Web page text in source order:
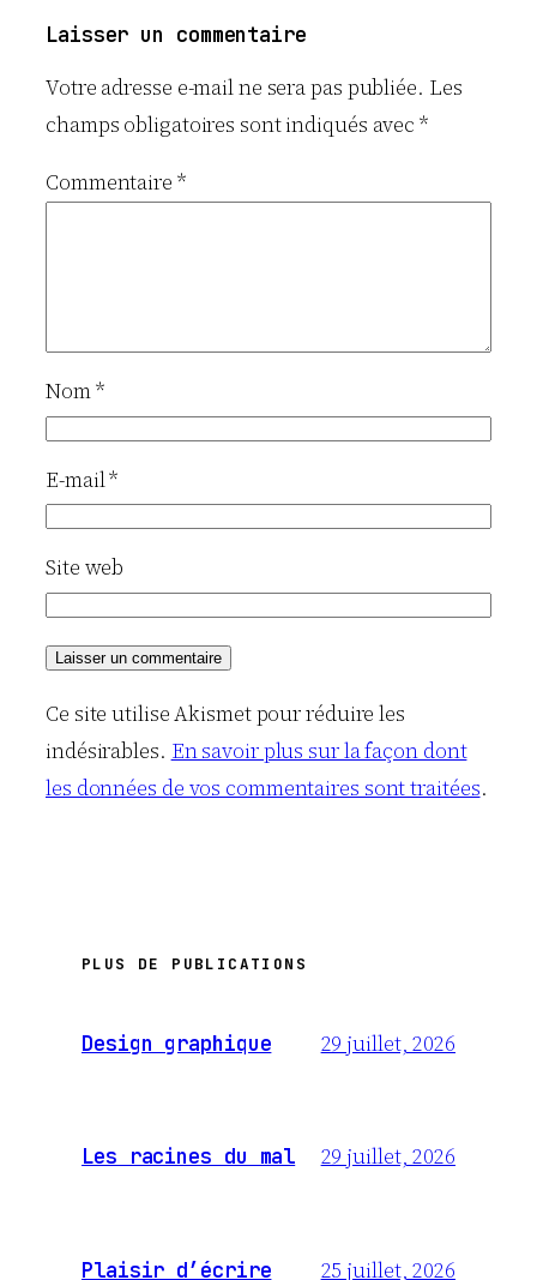
Laisser un commentaire
Votre adresse e-mail ne sera pas publiée. Les
champs obligatoires sont indiqués avec*
Commentaire *
Nom*
E-mail*
Site web
Ce site utilise Akismet pour réduire les
indésirables. En savoir plus sur la façon dont
les données de vos commentaires sont traitées.
PLUS DE PUBLICATIONS
Design graphique 29 juillet, 2026
Les racines du mal 29 juillet, 2026
Plaisir d’écrire 25 juillet, 2026